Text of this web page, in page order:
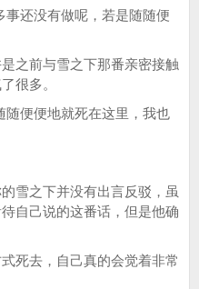
还没有做呢，若是随随便
前与雪之下那番亲密接触
很多。
便便地就死在这里，我也
之下并没有出言反驳，虽
自己说的这番话，但是他确
去，自己真的会觉着非常